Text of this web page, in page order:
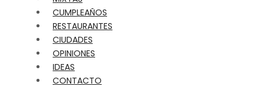
CUMPLEAÑOS
RESTAURANTES
CIUDADES
OPINIONES
IDEAS
CONTACTO